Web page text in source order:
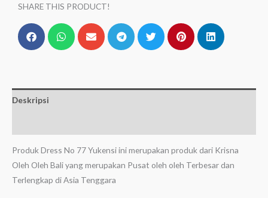
SHARE THIS PRODUCT!
Deskripsi
Produk Dress No 77 Yukensi ini merupakan produk dari Krisna
Oleh Oleh Bali yang merupakan Pusat oleh oleh Terbesar dan
Terlengkap di Asia Tenggara